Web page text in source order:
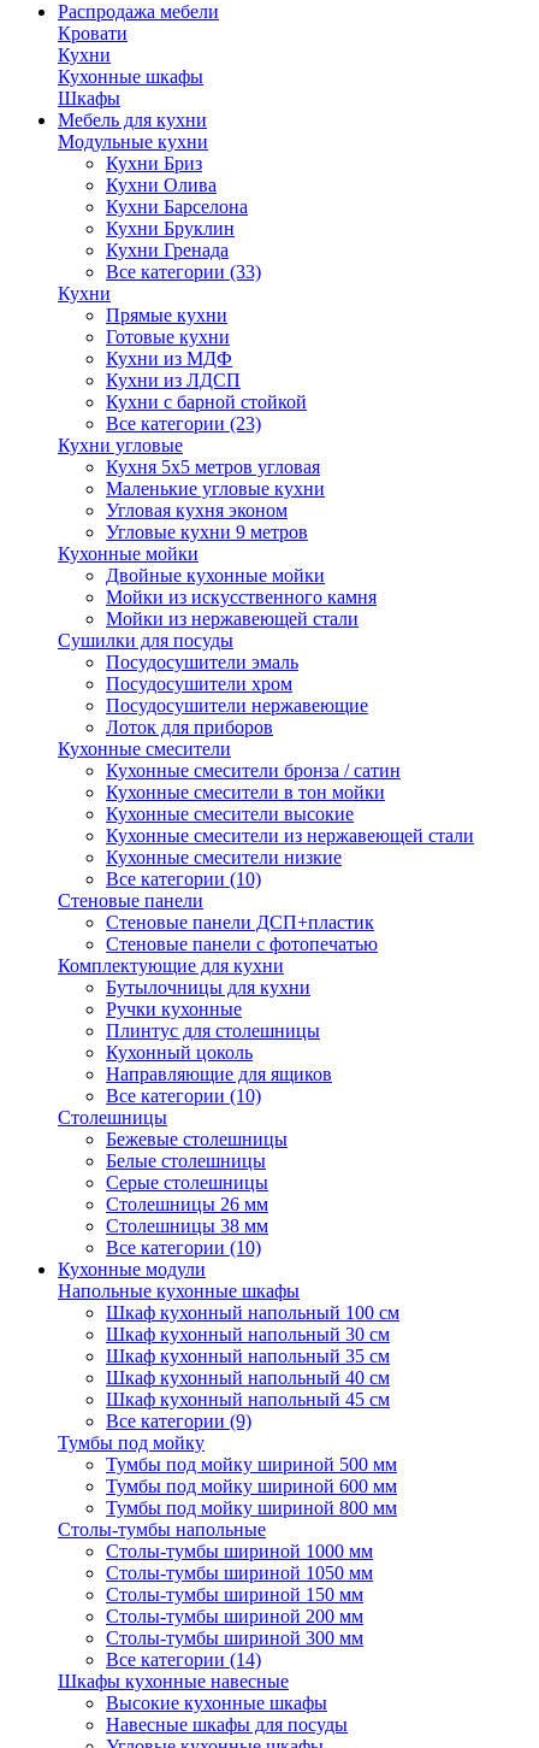
Распродажа мебели
Кровати
Кухни
Кухонные шкафы
Шкафы
Мебель для кухни
Модульные кухни
Кухни Бриз
Кухни Олива
Кухни Барселона
Кухни Бруклин
Кухни Гренада
Все категории (33)
Кухни
Прямые кухни
Готовые кухни
Кухни из МДФ
Кухни из ЛДСП
Кухни с барной стойкой
Все категории (23)
Кухни угловые
Кухня 5х5 метров угловая
Маленькие угловые кухни
Угловая кухня эконом
Угловые кухни 9 метров
Кухонные мойки
Двойные кухонные мойки
Мойки из искусственного камня
Мойки из нержавеющей стали
Сушилки для посуды
Посудосушители эмаль
Посудосушители хром
Посудосушители нержавеющие
Лоток для приборов
Кухонные смесители
Кухонные смесители бронза / сатин
Кухонные смесители в тон мойки
Кухонные смесители высокие
Кухонные смесители из нержавеющей стали
Кухонные смесители низкие
Все категории (10)
Стеновые панели
Стеновые панели ДСП+пластик
Стеновые панели с фотопечатью
Комплектующие для кухни
Бутылочницы для кухни
Ручки кухонные
Плинтус для столешницы
Кухонный цоколь
Направляющие для ящиков
Все категории (10)
Столешницы
Бежевые столешницы
Белые столешницы
Серые столешницы
Столешницы 26 мм
Столешницы 38 мм
Все категории (10)
Кухонные модули
Напольные кухонные шкафы
Шкаф кухонный напольный 100 см
Шкаф кухонный напольный 30 см
Шкаф кухонный напольный 35 см
Шкаф кухонный напольный 40 см
Шкаф кухонный напольный 45 см
Все категории (9)
Тумбы под мойку
Тумбы под мойку шириной 500 мм
Тумбы под мойку шириной 600 мм
Тумбы под мойку шириной 800 мм
Столы-тумбы напольные
Столы-тумбы шириной 1000 мм
Столы-тумбы шириной 1050 мм
Столы-тумбы шириной 150 мм
Столы-тумбы шириной 200 мм
Столы-тумбы шириной 300 мм
Все категории (14)
Шкафы кухонные навесные
Высокие кухонные шкафы
Навесные шкафы для посуды